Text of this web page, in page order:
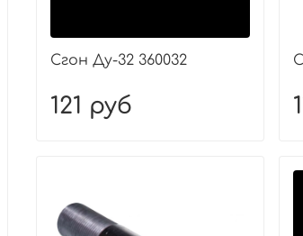
Сгон Ду-32 360032
121 руб